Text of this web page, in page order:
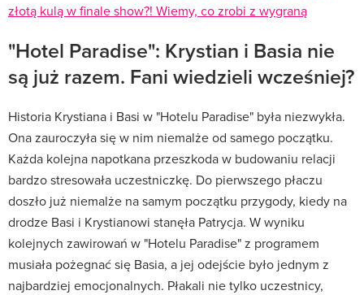
złotą kulą w finale show?! Wiemy, co zrobi z wygraną
"Hotel Paradise": Krystian i Basia nie
są już razem. Fani wiedzieli wcześniej?
Historia Krystiana i Basi w "Hotelu Paradise" była niezwykła.
Ona zauroczyła się w nim niemalże od samego początku.
Każda kolejna napotkana przeszkoda w budowaniu relacji
bardzo stresowała uczestniczkę. Do pierwszego płaczu
doszło już niemalże na samym początku przygody, kiedy na
drodze Basi i Krystianowi stanęła Patrycja. W wyniku
kolejnych zawirowań w "Hotelu Paradise" z programem
musiała pożegnać się Basia, a jej odejście było jednym z
najbardziej emocjonalnych. Płakali nie tylko uczestnicy,